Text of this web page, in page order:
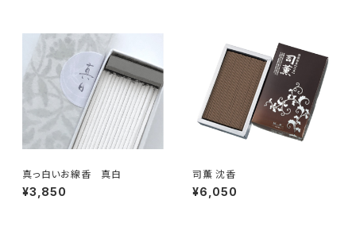
真っ白いお線香 真白
¥3,850
司薫 沈香
¥6,050